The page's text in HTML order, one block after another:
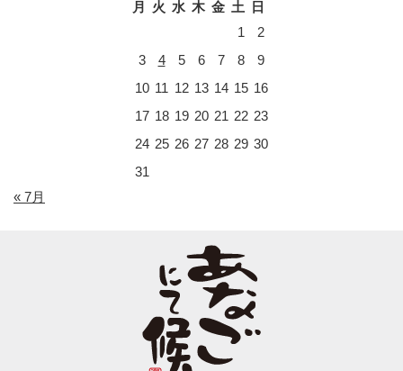
月
火 水 木 金 土
日
1
2
3
4 5 6 7 8
9
10 11 12 13 14 15 16
17 18 19 20 21 22 23
24 25 26 27 28 29 30
31
« 7月